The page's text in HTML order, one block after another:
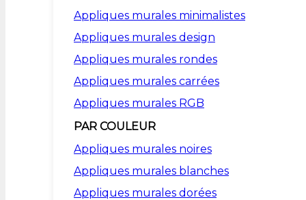
Appliques murales minimalistes
Appliques murales design
Appliques murales rondes
Appliques murales carrées
Appliques murales RGB
PAR COULEUR
Appliques murales noires
Appliques murales blanches
Appliques murales dorées